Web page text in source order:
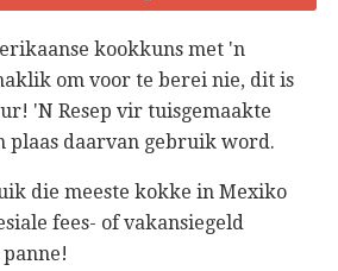
kookkuns met 'n
om voor te berei nie, dit is
'N Resep vir tuisgemaakte
plaas daarvan gebruik word.
die meeste kokke in Mexiko
fees- of vakansiegeld